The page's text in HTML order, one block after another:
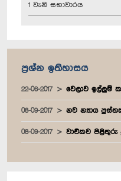
1 වැනි සභාවාරය
ප්‍රශ්න ඉතිහාසය
22-06-2017 වෙලාව ඉල්ලුම්
08-09-2017 නව න්‍යාය
08-09-2017 වාචිකව පිළිතුරු